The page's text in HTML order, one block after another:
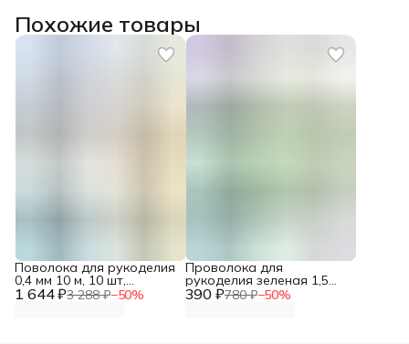
Похожие товары
1 644 ₽3 288 ₽−50%
Поволока для рукоделия
0,4 мм 10 м, 10 шт,
Astra&Craft 390 ₽780 ₽−50%
Проволока для
рукоделия зеленая 1,5
мм*10 м Astra&Craft